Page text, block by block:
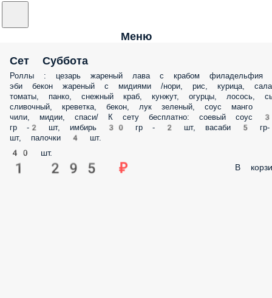
Меню
Сет Суббота
Роллы : цезарь жареный лава с крабом филадельфия
эби бекон жареный с мидиями /нори, рис, курица,
томаты, панко, снежный краб, кунжут, огурцы, лосось,
сливочный, креветка, бекон, лук зеленый, соус манго
чили, мидии, спаси/ К сету бесплатно: соевый соус
гр -2 шт, имбирь 30 гр - 2 шт, васаби 5
шт, палочки 4 шт.
40 шт.
1 295 ₽ В